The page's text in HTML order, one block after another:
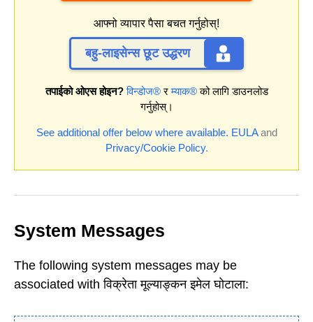
आफ्नो व्यापार पैसा बचत गर्नुहोस्!
बहु-लाइसेन्स छूट उद्धरण
तपाईको ओएस होइन? विन्डोज®रम्याक®को लागि डाउनलोड
गर्नुहोस्।
See additional offer below where available. EULAand
Privacy/Cookie Policy.
System Messages
The following system messages may be
associated with विक्रेता मूल्याङ्कन इमेल घोटाला: